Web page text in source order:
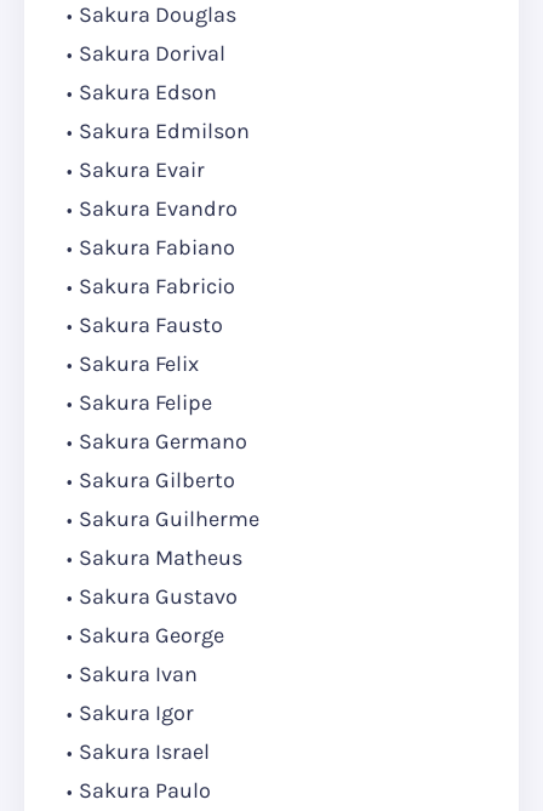
Sakura Douglas
Sakura Dorival
Sakura Edson
Sakura Edmilson
Sakura Evair
Sakura Evandro
Sakura Fabiano
Sakura Fabricio
Sakura Fausto
Sakura Felix
Sakura Felipe
Sakura Germano
Sakura Gilberto
Sakura Guilherme
Sakura Matheus
Sakura Gustavo
Sakura George
Sakura Ivan
Sakura Igor
Sakura Israel
Sakura Paulo